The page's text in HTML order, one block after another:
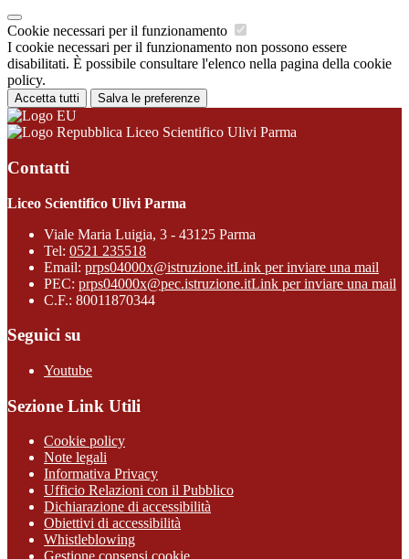
Cookie necessari per il funzionamento
I cookie necessari per il funzionamento non possono essere
disabilitati. È possibile consultare l'elenco nella pagina della cookie
policy.
Accetta tutti Salva le preferenze
Liceo Scientifico Ulivi Parma
Contatti
Liceo Scientifico Ulivi Parma
Viale Maria Luigia, 3 - 43125 Parma
Tel: 0521 235518
Email: prps04000x@istruzione.itLink per inviare una mail
PEC: prps04000x@pec.istruzione.itLink per inviare una mail
C.F.: 80011870344
Seguici su
Youtube
Sezione Link Utili
Cookie policy
Note legali
Informativa Privacy
Ufficio Relazioni con il Pubblico
Dichiarazione di accessibilità
Obiettivi di accessibilità
Whistleblowing